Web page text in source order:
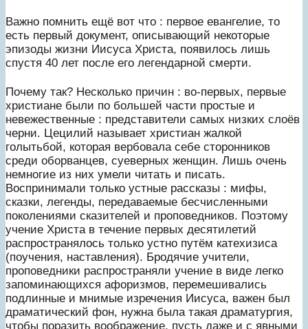
Важно помнить ещё вот что : первое евангелие, то
есть первый документ, описывающий некоторые
эпизоды жизни Иисуса Христа, появилось лишь
спустя 40 лет после его легендарной смерти.
Почему так? Несколько причин : во-первых, первые
христиане были по большей части простые и
невежественные : представители самых низких слоёв
черни. Цецилий называет христиан жалкой
голытьбой, которая вербовала себе сторонников
среди оборванцев, суеверных женщин. Лишь очень
немногие из них умели читать и писать.
Воспринимали только устные рассказы : мифы,
сказки, легенды, передаваемые бесчисленными
поколениями сказителей и проповедников. Поэтому
учение Христа в течение первых десятилетий
распространялось только устно путём катехизиса
(поучения, наставления). Бродячие учители,
проповедники распространяли учение в виде легко
запоминающихся афоризмов, перемешивались
подлинные и мнимые изречения Иисуса, важен был
драматический фон, нужна была такая драматургия,
чтобы поразить воображение, пусть даже и с явными